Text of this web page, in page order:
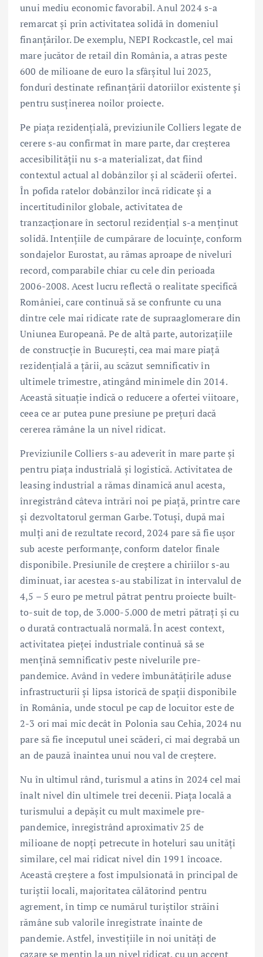
unui mediu economic favorabil. Anul 2024 s-a
remarcat și prin activitatea solidă în domeniul
finanțărilor. De exemplu, NEPI Rockcastle, cel mai
mare jucător de retail din România, a atras peste
600 de milioane de euro la sfârșitul lui 2023,
fonduri destinate refinanțării datoriilor existente și
pentru susținerea noilor proiecte.
Pe piața rezidențială, previziunile Colliers legate de
cerere s-au confirmat în mare parte, dar creșterea
accesibilității nu s-a materializat, dat fiind
contextul actual al dobânzilor și al scăderii ofertei.
În pofida ratelor dobânzilor încă ridicate și a
incertitudinilor globale, activitatea de
tranzacționare în sectorul rezidențial s-a menținut
solidă. Intențiile de cumpărare de locuințe, conform
sondajelor Eurostat, au rămas aproape de niveluri
record, comparabile chiar cu cele din perioada
2006-2008. Acest lucru reflectă o realitate specifică
României, care continuă să se confrunte cu una
dintre cele mai ridicate rate de supraaglomerare din
Uniunea Europeană. Pe de altă parte, autorizațiile
de construcție în București, cea mai mare piață
rezidențială a țării, au scăzut semnificativ în
ultimele trimestre, atingând minimele din 2014.
Această situație indică o reducere a ofertei viitoare,
ceea ce ar putea pune presiune pe prețuri dacă
cererea rămâne la un nivel ridicat.
Previziunile Colliers s-au adeverit în mare parte și
pentru piața industrială și logistică. Activitatea de
leasing industrial a rămas dinamică anul acesta,
înregistrând câteva intrări noi pe piață, printre care
și dezvoltatorul german Garbe. Totuși, după mai
mulți ani de rezultate record, 2024 pare să fie ușor
sub aceste performanțe, conform datelor finale
disponibile. Presiunile de creștere a chiriilor s-au
diminuat, iar acestea s-au stabilizat în intervalul de
4,5 – 5 euro pe metrul pătrat pentru proiecte built-
to-suit de top, de 3.000-5.000 de metri pătrați și cu
o durată contractuală normală. În acest context,
activitatea pieței industriale continuă să se
mențină semnificativ peste nivelurile pre-
pandemice. Având în vedere îmbunătățirile aduse
infrastructurii și lipsa istorică de spații disponibile
în România, unde stocul pe cap de locuitor este de
2-3 ori mai mic decât în Polonia sau Cehia, 2024 nu
pare să fie începutul unei scăderi, ci mai degrabă un
an de pauză înaintea unui nou val de creștere.
Nu în ultimul rând, turismul a atins în 2024 cel mai
înalt nivel din ultimele trei decenii. Piața locală a
turismului a depășit cu mult maximele pre-
pandemice, înregistrând aproximativ 25 de
milioane de nopți petrecute în hoteluri sau unități
similare, cel mai ridicat nivel din 1991 încoace.
Această creștere a fost impulsionată în principal de
turiștii locali, majoritatea călătorind pentru
agrement, în timp ce numărul turiștilor străini
rămâne sub valorile înregistrate înainte de
pandemie. Astfel, investițiile în noi unități de
cazare se mențin la un nivel ridicat, cu un accent